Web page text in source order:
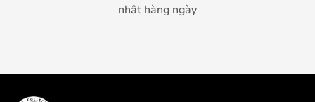
nhật hàng ngày